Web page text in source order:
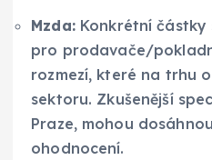
Mzda:Konkrétní částky
pro prodavače/
rozmezí, které na trhu
sektoru. Zkušenější
Praze, mohou
ohodnocení.